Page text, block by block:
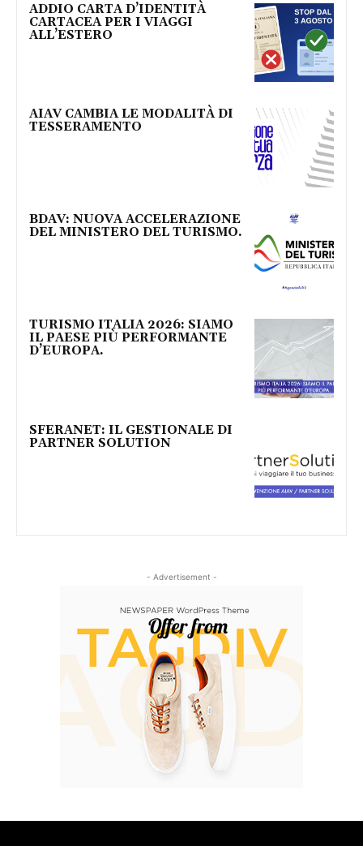
ADDIO CARTA D’IDENTITÀ
CARTACEA PER I VIAGGI
ALL’ESTERO
AIAV CAMBIA LE MODALITÀ DI
TESSERAMENTO
BDAV: NUOVA ACCELERAZIONE
DEL MINISTERO DEL TURISMO.
TURISMO ITALIA 2026: SIAMO
IL PAESE PIÙ PERFORMANTE
D’EUROPA.
SFERANET: IL GESTIONALE DI
PARTNER SOLUTION
- Advertisement -